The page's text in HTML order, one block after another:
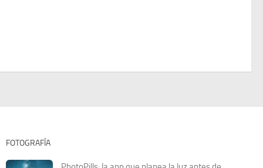
FOTOGRAFÍA